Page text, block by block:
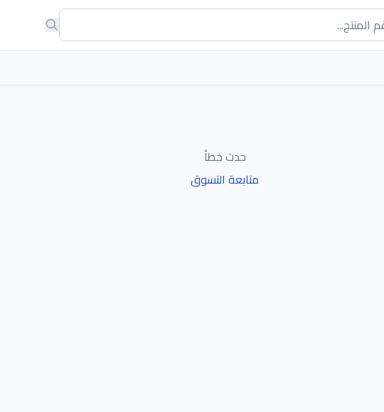
حدث خطأ
متابعة التسوق